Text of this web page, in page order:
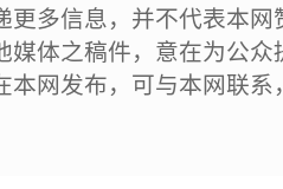
更多信息，并不代表本
媒体之稿件，意在为公
本网发布，可与本网联